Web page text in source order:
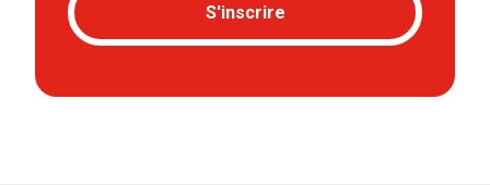
S'inscrire